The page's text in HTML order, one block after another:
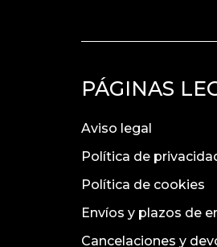
PÁGINAS
Aviso legal
Política de
Política de cookies
Envíos y plazos de
Cancelaciones y